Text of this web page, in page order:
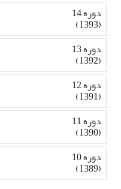
دوره 14
(1393)
دوره 13
(1392)
دوره 12
(1391)
دوره 11
(1390)
دوره 10
(1389)